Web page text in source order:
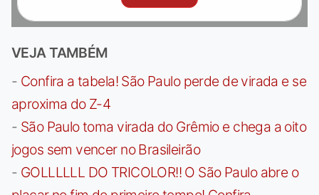
VEJA TAMBÉM
- Confira a tabela! São Paulo perde de virada e se
aproxima do Z-4
- São Paulo toma virada do Grêmio e chega a oito
jogos sem vencer no Brasileirão
- GOLLLLLL DO TRICOLOR!! O São Paulo abre o